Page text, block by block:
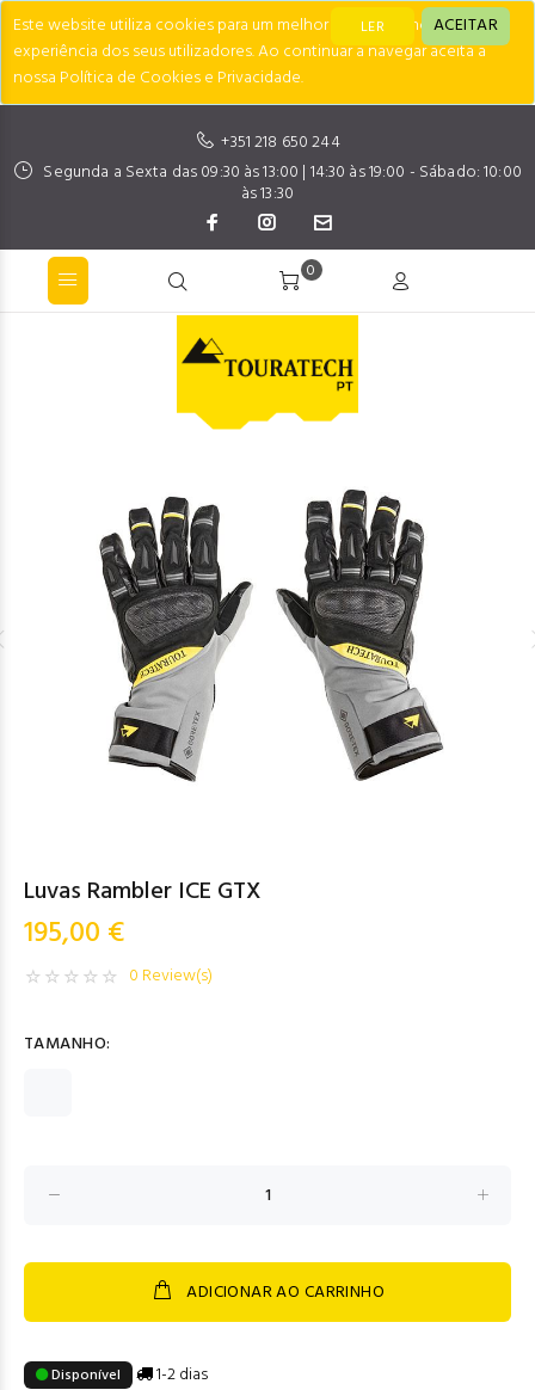
Este website utiliza cookies para um melhor desempenho e
experiência dos seus utilizadores. Ao continuar a navegar aceita a
nossa Política de Cookies e Privacidade.
LER ACEITAR
+351 218 650 244
Segunda a Sexta das 09:30 às 13:00 | 14:30 às 19:00 - Sábado: 10:00
às 13:30
0
Luvas Rambler ICE GTX
195,00 €
0 Review(s)
TAMANHO:
ADICIONAR AO CARRINHO
Disponível 1-2 dias